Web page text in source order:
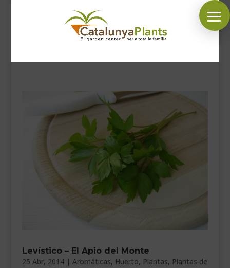
SÍGUENOS EN:
COMPLEMENTOS JARDÍN
VEURE EN CATALÀ
Levístico – El Apio del Monte
25 Abr, 2014| Aromáticas, Huerto, Plantas, Plantas de